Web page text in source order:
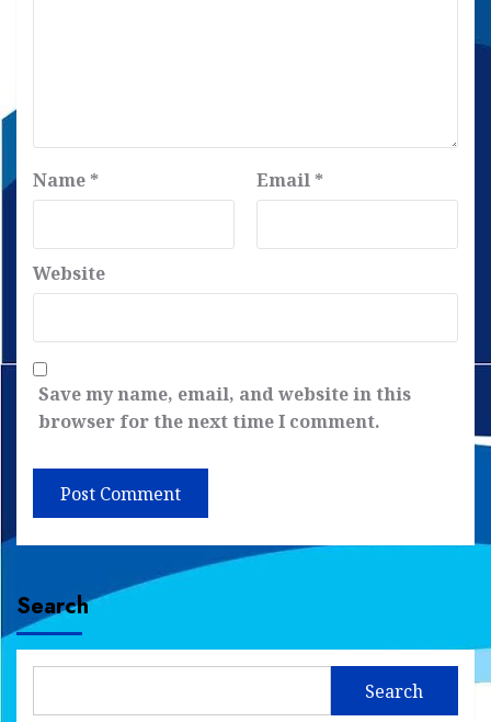
Name * Email *
Website
Save my name, email, and website in this
browser for the next time I comment.
Search
Search